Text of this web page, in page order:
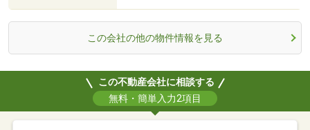
この会社の他の物件情報を見る
この不動産会社に相談する
無料・簡単入力2項目